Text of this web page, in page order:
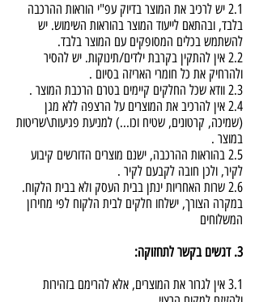
2.1 יש לרכיב את המוצר בדיוק עפ"י הוראות ההרכבה
בלבד, ובהתאם לייעוד המוצר בהוראות השימוש. יש
להשתמש בכלים המסופקים עם המוצר בלבד.
2.2 אין להתקין בקרבת ילדים/תינוקות. יש להסיר
ולהרחיק את כל חומרי האריזה בסיום .
2.3 וודא שכל החלקים קיימים בטרם הרכבת המוצר .
2.4 אין להרכיב את המוצרים על הרצפה ללא מגן
(שמיכה, קרטונים, שטיח וכו...) למניעת פגיעות\שריטות
במוצר .
2.5 בהוראות ההרכבה, ישנם מוצרים הדורשים קיבוע
לקיר, ולכן חובה לקבעם לקיר .
2.6 שרות האחריות ינתן בבית העסק ולא בבית הלקוח.
במקרה הצורך, ישלחו חלקים לבית הלקוח לפי מחירון
המשלוחים
3. דגשים בקשר לתחזוקה:
3.1 אין לגרור את המוצרים, אלא להרימם בזהירות